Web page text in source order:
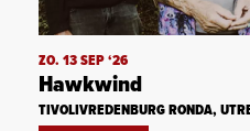
ZO. 13 SEP ‘26
Hawkwind
TIVOLIVREDENBURG RONDA,